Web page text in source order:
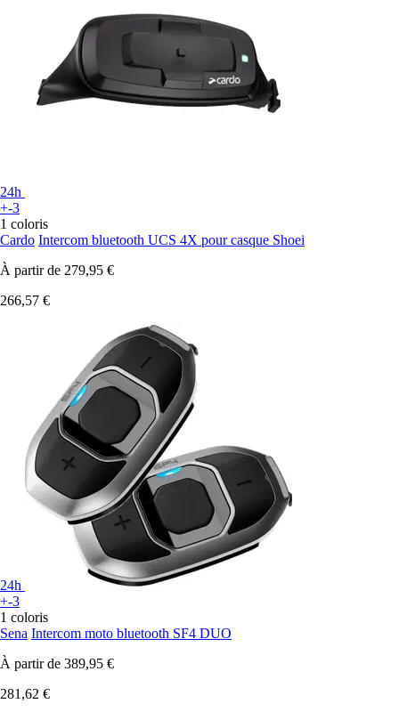
24h
+-3
1 coloris
Cardo Intercom bluetooth UCS 4X pour casque Shoei
À partir de 279,95 €
266,57 €
24h
+-3
1 coloris
Sena Intercom moto bluetooth SF4 DUO
À partir de 389,95 €
281,62 €